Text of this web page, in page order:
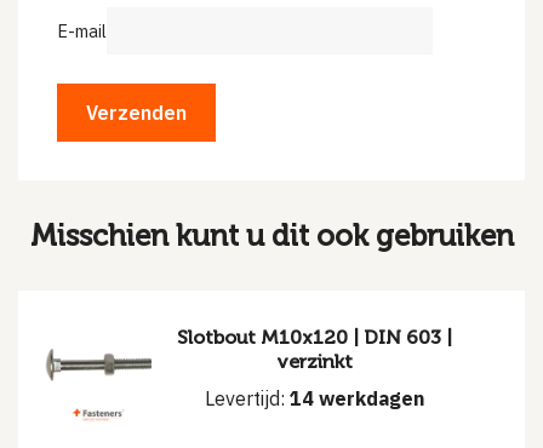
E-mail
Misschien kunt u dit ook gebruiken
Slotbout M10x120 | DIN 603 |
verzinkt
Levertijd: 14 werkdagen